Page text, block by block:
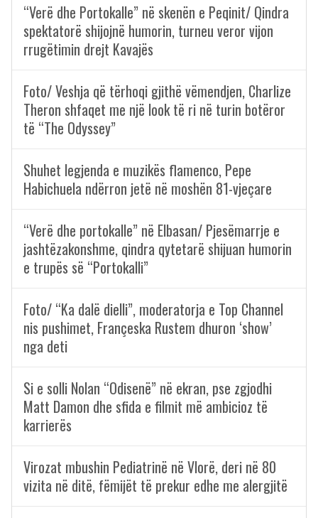
“Verë dhe Portokalle” në skenën e Peqinit/ Qindra
spektatorë shijojnë humorin, turneu veror vijon
rrugëtimin drejt Kavajës
Foto/ Veshja që tërhoqi gjithë vëmendjen, Charlize
Theron shfaqet me një look të ri në turin botëror
të “The Odyssey”
Shuhet legjenda e muzikës flamenco, Pepe
Habichuela ndërron jetë në moshën 81-vjeçare
“Verë dhe portokalle” në Elbasan/ Pjesëmarrje e
jashtëzakonshme, qindra qytetarë shijuan humorin
e trupës së “Portokalli”
Foto/ “Ka dalë dielli”, moderatorja e Top Channel
nis pushimet, Françeska Rustem dhuron ‘show’
nga deti
Si e solli Nolan “Odisenë” në ekran, pse zgjodhi
Matt Damon dhe sfida e filmit më ambicioz të
karrierës
Virozat mbushin Pediatrinë në Vlorë, deri në 80
vizita në ditë, fëmijët të prekur edhe me alergjitë